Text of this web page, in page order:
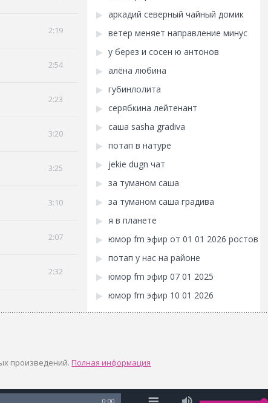
2:19
2:54
2:23
3:20
3:25
3:10
2:07
2:32
аркадий северный чайный домик
ветер меняет направление минус
у берез и сосен ю антонов
алёна любина
губинлолита
серябкина лейтенант
саша sasha gradiva
потап в натуре
jekie dugn чат
за туманом саша
за туманом саша градива
я в планете
юмор fm эфир от 01 01 2026 ростов
потап у нас на районе
юмор fm эфир 07 01 2025
юмор fm эфир 10 01 2026
произведений.Полная информация
0:00